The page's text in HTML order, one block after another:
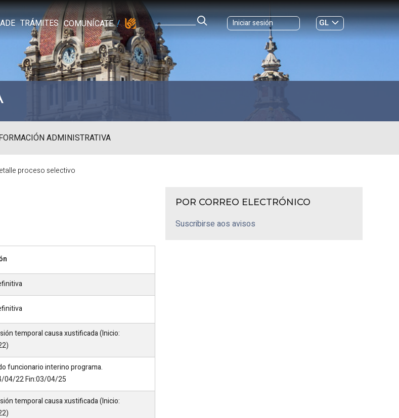
TRÁMITES COMUNÍCATE Iniciar sesión
GL
ES|
ADMINISTRATIVA
proceso selectivo
temporal causa xustificada (Inicio:
funcionario interino programa.
04/22 Fin:03/04/25
temporal causa xustificada (Inicio:
POR CORREO ELECTRÓNICO
Suscribirse aos avisos